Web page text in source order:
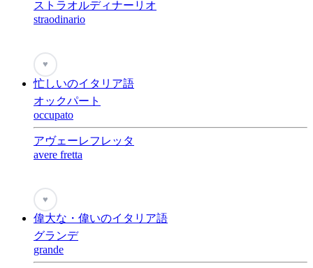
ストラオルディナーリオ
straodinario
♥
忙しいのイタリア語
オックパート
occupato
アヴェーレフレッタ
avere fretta
♥
偉大な・偉いのイタリア語
グランデ
grande